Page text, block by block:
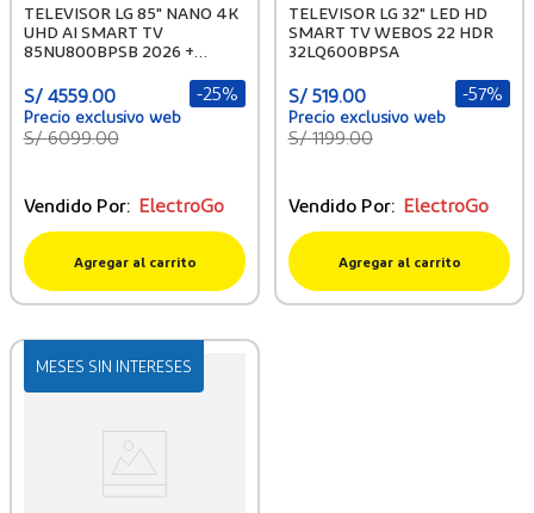
TELEVISOR LG 85" NANO 4K
UHD AI SMART TV
85NU800BPSB 2026 +
S/ 4559.00 -25%
S/ 6099.00
Vendido Por: ElectroGo
Agregar al carrito
TELEVISOR LG 32" LED HD
SMART TV WEBOS 22 HDR
32LQ600BPSA
S/ 519.00 -57%
S/ 1199.00
Vendido Por: ElectroGo
Agregar al carrito
MESES SIN INTERESES